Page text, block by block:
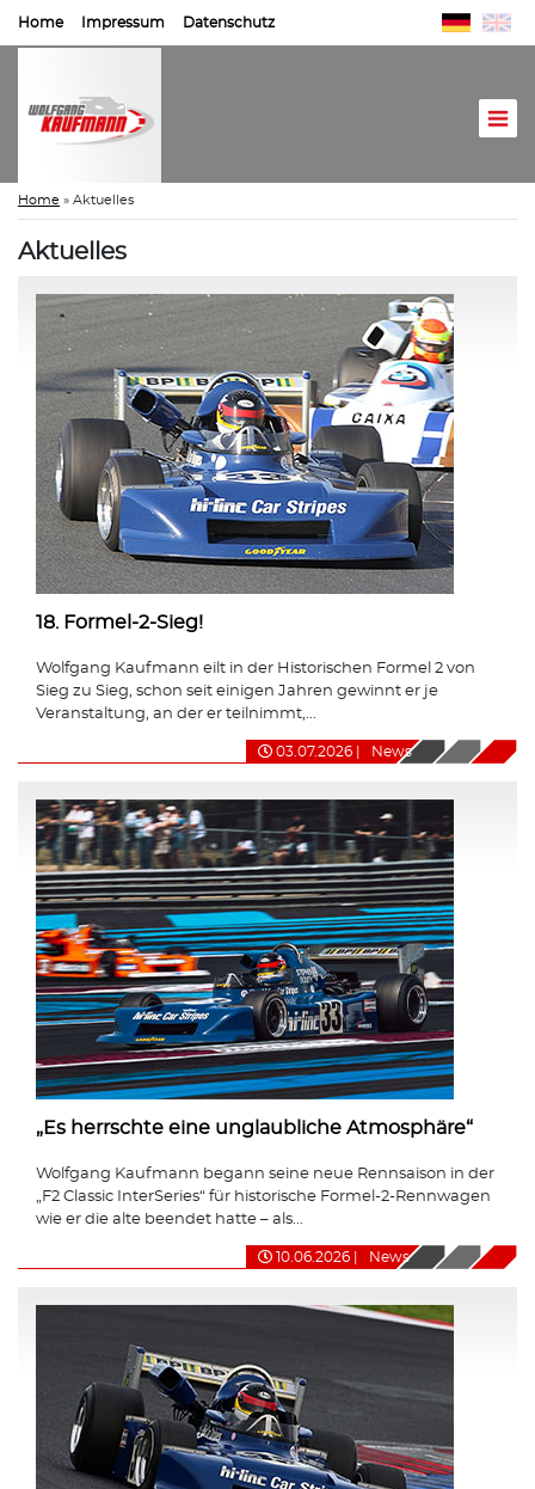
Home Impressum Datenschutz
Home » Aktuelles
Aktuelles
18. Formel-2-Sieg!
Wolfgang Kaufmann eilt in der Historischen Formel 2 von
Sieg zu Sieg, schon seit einigen Jahren gewinnt er je
Veranstaltung, an der er teilnimmt,...
03.07.2026 News
„Es herrschte eine unglaubliche Atmosphäre“
Wolfgang Kaufmann begann seine neue Rennsaison in der
„F2 Classic InterSeries“ für historische Formel-2-Rennwagen
wie er die alte beendet hatte – als...
10.06.2026 News